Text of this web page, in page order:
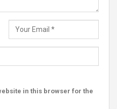
in this browser for the